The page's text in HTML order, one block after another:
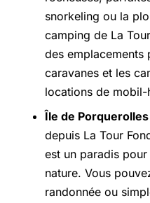
snorkeling ou la
camping de La
des emplacements
caravanes et les
locations de mobil-
Île de Porquerolles
depuis La Tour
est un paradis
nature. Vous
randonnée ou